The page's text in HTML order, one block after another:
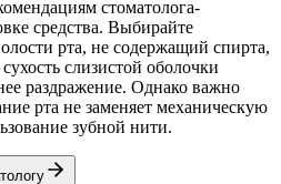
стоматолога-
средства. Выбирайте
рта, не содержащий спирта,
слизистой оболочки
раздражение. Однако важно
рта не заменяет механическую
зубной нити.